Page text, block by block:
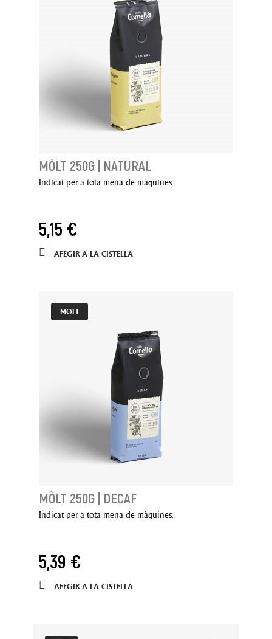
MÒLT 250G | NATURAL
Indicat per a tota mena de màquines
5,15 €
AFEGIR A LA CISTELLA
MOLT
MÒLT 250G | DECAF
Indicat per a tota mena de màquines.
5,39 €
AFEGIR A LA CISTELLA